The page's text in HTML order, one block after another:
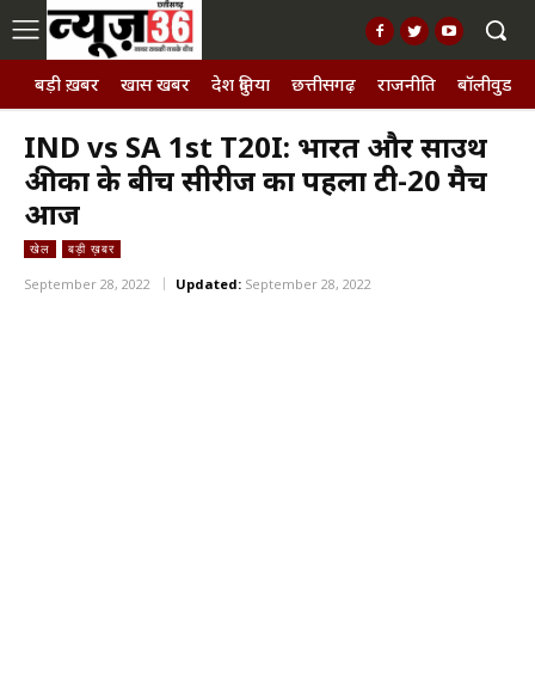
बड़ी ख़बर खास खबर देश दुनिया छत्तीसगढ़ राजनीति बॉलीवुड,
IND vs SA 1st T20I: भारत और साउथ
अफ्रीका के बीच सीरीज का पहला टी-20 मैच
आज
खेल बड़ी ख़बर
September 28, 2022 Updated: September 28, 2022